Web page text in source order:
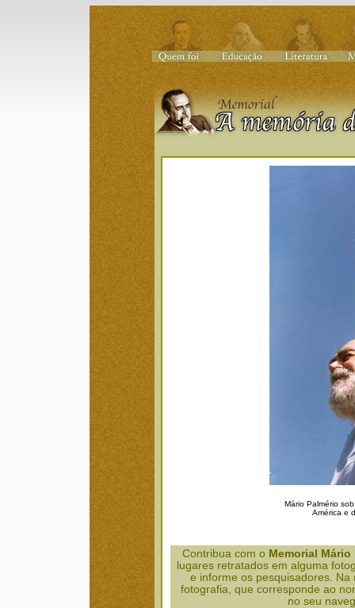
Mário Palmério
América e
Contribua com o Memorial Mário
lugares retratados em alguma
e informe os pesquisadores.
fotografia, que corresponde ao
no seu